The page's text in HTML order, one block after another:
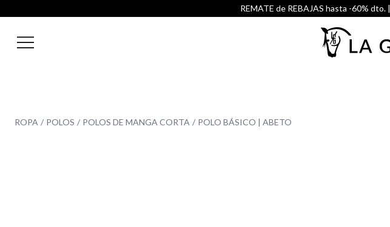
REMATE de REBAJAS hasta -60% dto. |
ROPA POLOS POLOS DE MANGA CORTA POLO BÁSICO | ABETO